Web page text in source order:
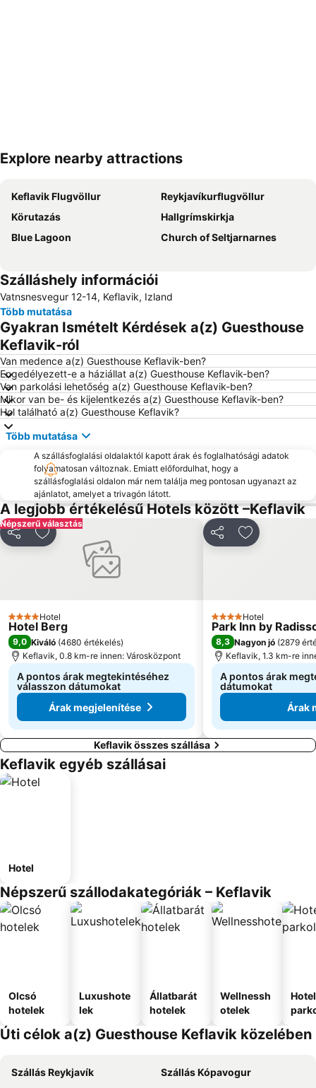
Nagy méretű térkép
Explore nearby attractions
Keflavik Flugvöllur
Reykjavíkurflugvöllur
Körutazás
Hallgrímskirkja
Blue Lagoon
Church of Seltjarnarnes
Szálláshely információi
Vatnsnesvegur 12-14, Keflavik, Izland
Több mutatása
Gyakran Ismételt Kérdések a(z) Guesthouse
Keflavik-ról
Van medence a(z) Guesthouse Keflavik-ben?
Engedélyezett-e a háziállat a(z) Guesthouse Keflavik-ben?
Van parkolási lehetőség a(z) Guesthouse Keflavik-ben?
Mikor van be- és kijelentkezés a(z) Guesthouse Keflavik-ben?
Hol található a(z) Guesthouse Keflavik?
Több mutatása
A szállásfoglalási oldalaktól kapott árak és foglalhatósági adatok
folyamatosan változnak. Emiatt előfordulhat, hogy a
szállásfoglalási oldalon már nem találja meg pontosan ugyanazt az
ajánlatot, amelyet a trivagón látott.
A legjobb értékelésű Hotels között –Keflavik
Népszerű választás
MegosztásHozzáadás a kedvencekhez
4 Kategória
Hotel
Hotel Berg
9,0 Kiváló (4680 értékelés)
Keflavik, 0.8 km-re innen: Városközpont
A pontos árak megtekintéséhez
válasszon dátumokat
Árak megjelenítése
MegosztásHozzáadás
4 Kategória
Hotel
Park Inn by
8,3 Nagyon jó (2879
Keflavik, 1.3 km-re
A pontos árak
dátumokat
Árak
Keflavik összes szállása
Keflavik egyéb szállásai
Hotel
Népszerű szállodakategóriák – Keflavik
Olcsó
hotelek
Luxushote
lek
Állatbarát
hotelek
Wellnessh
otelek
Úti célok a(z) Guesthouse Keflavik közelében
Szállás Reykjavík
Szállás Kópavogur